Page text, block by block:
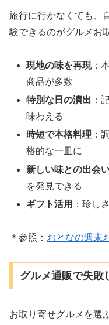
旅行に行かなくても、
験できるのがグルメお
現地の味を再現：
商品が多数
特別な日の演出 ：
味わえる
時短で本格料理 ：
格的な一皿に
新しい味との出会
を発見できる
ギフト活用 ：珍し
＊参照： おとなの週末
グルメ通販で失敗
お取り寄せグルメを選